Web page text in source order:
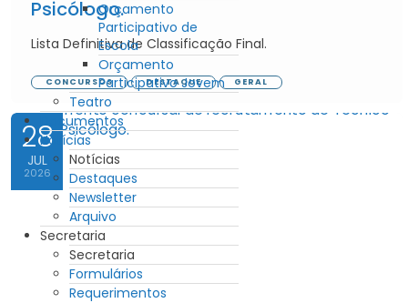
Orçamento
Participativo de
Escola
Orçamento
Participativo Jovem
Teatro
Documentos
Notícias
Notícias
Destaques
Newsletter
Arquivo
Secretaria
Secretaria
Formulários
Requerimentos
Psicólogo.
Lista Definitiva de Classificação Final.
CONCURSOS DESTAQUE GERAL
28
JUL
2026